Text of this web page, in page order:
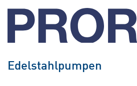
Edelstahlpumpen